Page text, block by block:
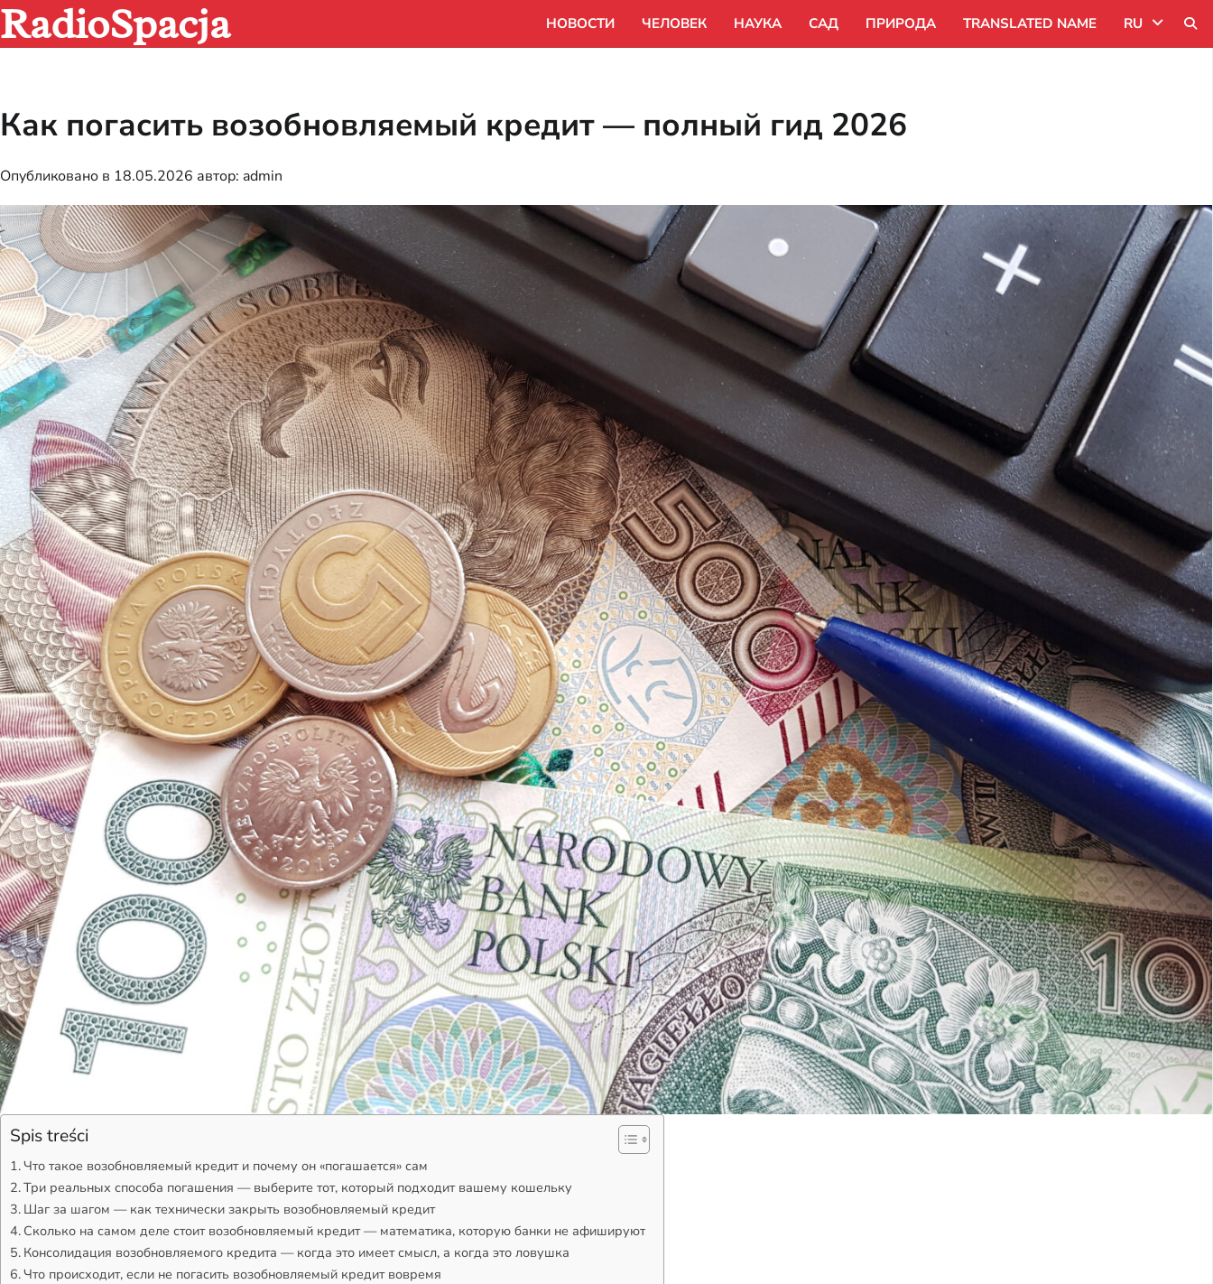
Перейти
к
содержимому
RadioSpacja НОВОСТИ ЧЕЛОВЕК НАУКА САД ПРИРОДА TRANSLATED NAME RU
Как погасить возобновляемый кредит — полный гид 2026
Опубликовано в 18.05.2026 автор: admin
Spis treści
Что такое возобновляемый кредит и почему он «погашается» сам
Три реальных способа погашения — выберите тот, который подходит вашему кошельку
Шаг за шагом — как технически закрыть возобновляемый кредит
Сколько на самом деле стоит возобновляемый кредит — математика, которую банки не афишируют
Консолидация возобновляемого кредита — когда это имеет смысл, а когда это ловушка
Что происходит, если не погасить возобновляемый кредит вовремя